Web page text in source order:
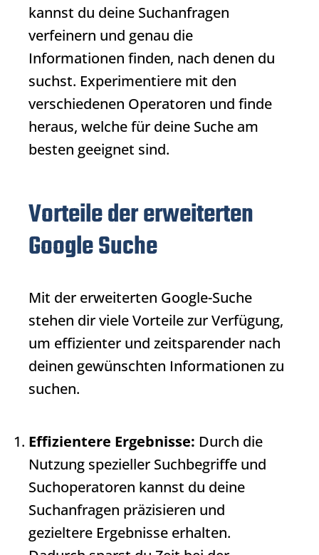
kannst du deine Suchanfragen
verfeinern und genau die
Informationen finden, nach denen du
suchst. Experimentiere mit den
verschiedenen Operatoren und finde
heraus, welche für deine Suche am
besten geeignet sind.
Vorteile der erweiterten
Google Suche
Mit der erweiterten Google-Suche
stehen dir viele Vorteile zur Verfügung,
um effizienter und zeitsparender nach
deinen gewünschten Informationen zu
suchen.
Effizientere Ergebnisse: Durch die
Nutzung spezieller Suchbegriffe und
Suchoperatoren kannst du deine
Suchanfragen präzisieren und
gezieltere Ergebnisse erhalten.